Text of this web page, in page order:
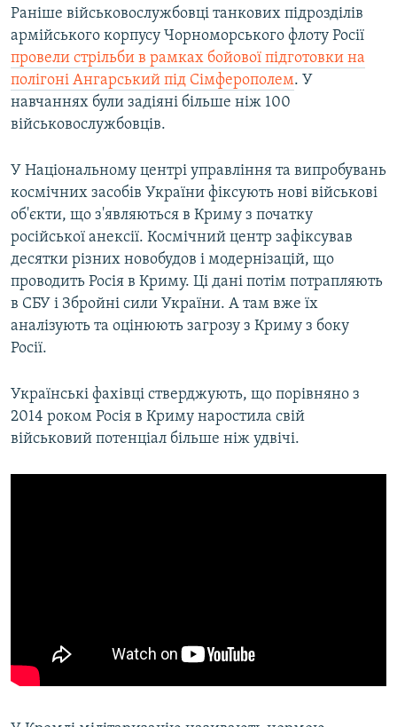
Раніше військовослужбовці танкових підрозділів
армійського корпусу Чорноморського флоту Росії
провели стрільби в рамках бойової підготовки на
полігоні Ангарський під Сімферополем. У
навчаннях були задіяні більше ніж 100
військовослужбовців.
У Національному центрі управління та випробувань
космічних засобів України фіксують нові військові
об'єкти, що з'являються в Криму з початку
російської анексії. Космічний центр зафіксував
десятки різних новобудов і модернізацій, що
проводить Росія в Криму. Ці дані потім потрапляють
в СБУ і Збройні сили України. А там вже їх
аналізують та оцінюють загрозу з Криму з боку
Росії.
Українські фахівці стверджують, що порівняно з
2014 роком Росія в Криму наростила свій
військовий потенціал більше ніж удвічі.